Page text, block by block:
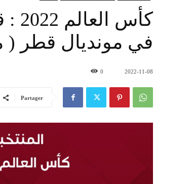
في مونديال قطر (
2022-11-08
0
Partager